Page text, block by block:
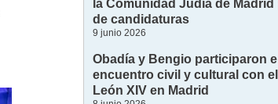
la Comunidad Judía de Madrid
de candidaturas
9 junio 2026
Obadía y Bengio participaron
encuentro civil y cultural con
León XIV en Madrid